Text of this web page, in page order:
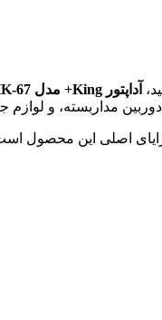
آداپتور King+ مدل HK-67
مداربسته، و لوازم